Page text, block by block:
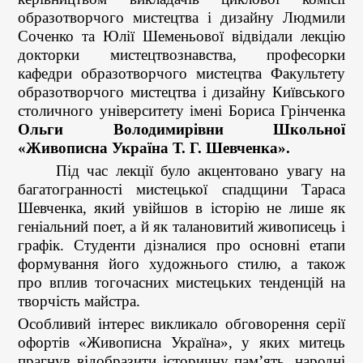
образотворчого мистецтва і дизайну Людмили
Соченко та Юлії Шеменьової відвідали лекцію
докторки мистецтвознавства, професорки
кафедри образотворчого мистецтва Факультету
образотворчого мистецтва і дизайну Київського
столичного університету імені Бориса Грінченка
Ольги Володимирівни Школьної
«Живописна Україна Т. Г. Шевченка».
Під час лекції було акцентовано увагу на
багатогранності мистецької спадщини Тараса
Шевченка, який увійшов в історію не лише як
геніальний поет, а й як талановитий живописець і
графік. Студенти дізналися про основні етапи
формування його художнього стилю, а також
про вплив тогочасних мистецьких тенденцій на
творчість майстра.
Особливий інтерес викликало обговорення серії
офортів «Живописна Україна», у яких митець